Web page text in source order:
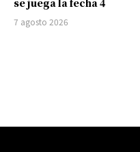
7 agosto 2026